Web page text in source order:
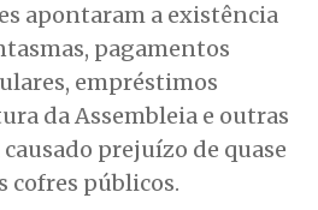
apontaram a existência
pagamentos
empréstimos
da Assembleia e outras
prejuízo de quase
cofres públicos.